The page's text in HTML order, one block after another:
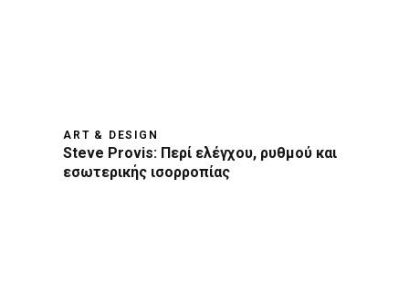
ART & DESIGN
Steve Provis: Περί ελέγχου, ρυθμού και
εσωτερικής ισορροπίας